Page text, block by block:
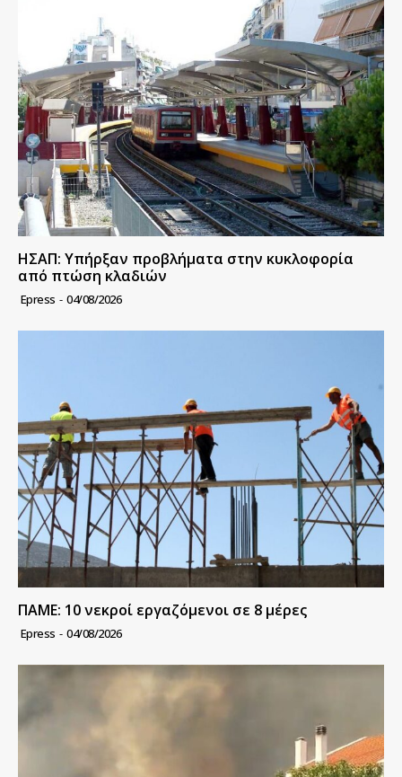
ΗΣΑΠ: Υπήρξαν προβλήματα στην κυκλοφορία
από πτώση κλαδιών
Epress - 04/08/2026
ΠΑΜΕ: 10 νεκροί εργαζόμενοι σε 8 μέρες
Epress - 04/08/2026